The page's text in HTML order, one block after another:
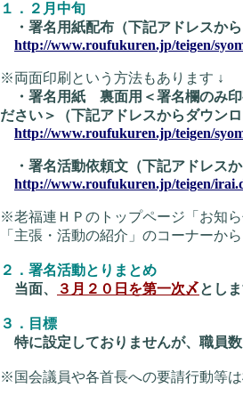
１．２月中旬
・署名用紙配布（下記アドレスか
http://www.roufukuren.jp/teigen/
※両面印刷という方法もあります ↓
・署名用紙 裏面用＜署名欄のみ
ださい＞（下記アドレスからダウン
http://www.roufukuren.jp/teigen/
・署名活動依頼文（下記アドレス
http://www.roufukuren.jp/teigen/
※老福連ＨＰのトップページ「お知
「主張・活動の紹介」のコーナーか
２．署名活動とりまとめ
当面、
３月２０日を第一次〆とし
３．目標
特に設定しておりませんが、職員
※国会議員や各首長への要請行動等